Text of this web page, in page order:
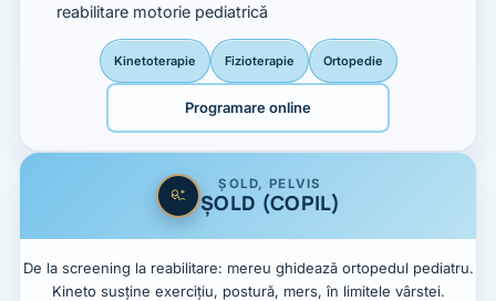
reabilitare motorie pediatrică
Kinetoterapie Fizioterapie Ortopedie
Programare online
ȘOLD, PELVIS
ȘOLD (COPIL)
De la screening la reabilitare: mereu ghidează ortopedul pediatru.
Kineto susține exercițiu, postură, mers, în limitele vârstei.